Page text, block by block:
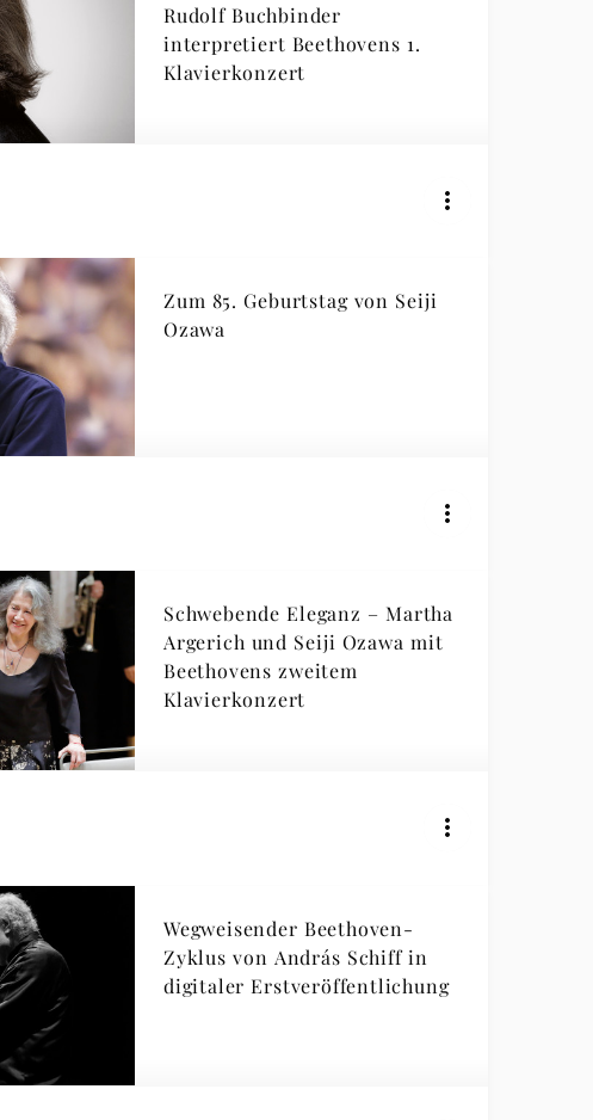
Rudolf Buchbinder
interpretiert Beethovens 1.
Klavierkonzert
Zum 85. Geburtstag von Seiji
Ozawa
Schwebende Eleganz – Martha
Argerich und Seiji Ozawa mit
Beethovens zweitem
Klavierkonzert
Wegweisender Beethoven-
Zyklus von András Schiff in
digitaler Erstveröffentlichung